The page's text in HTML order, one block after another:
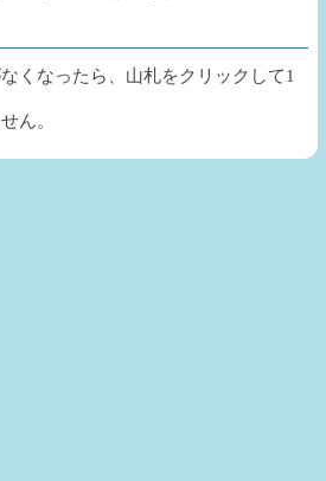
くなったら、山札をクリックして1
ん。